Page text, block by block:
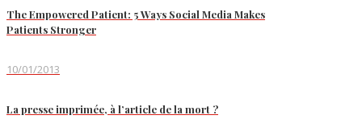
The Empowered Patient: 5 Ways Social Media Makes
Patients Stronger
10/01/2013
La presse imprimée, à l’article de la mort ?